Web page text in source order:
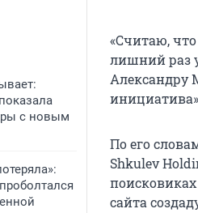
с новым
«Считаю,
лишний раз
Александру
По его
Shkulev
сайта